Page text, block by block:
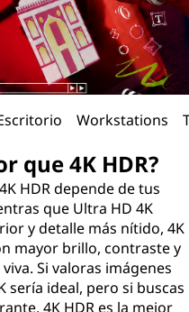
Workstations
que 4K HDR?
HDR depende de tus
que Ultra HD 4K
y detalle más nítido, 4K
mayor brillo, contraste y
Si valoras imágenes
sería ideal, pero si buscas
4K HDR es la mejor